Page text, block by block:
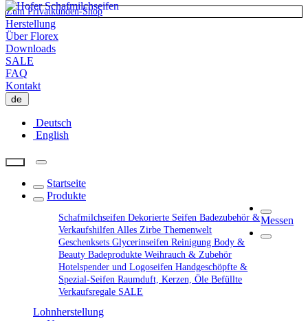
Zum Privatkunden-Shop
Herstellung
Über Florex
Downloads
SALE
FAQ
Kontakt
de
Deutsch
English
Startseite
Produkte
SchafmilchseifenDekorierte SeifenBadezubehör &
Verkaufshilfen Alles ZirbeThemenwelt
GeschenksetsGlycerinseifenReinigungBody &
BeautyBadeprodukteWeihrauch & Zubehör
Hotelspender und LogoseifenHandgeschöpfte &
Spezial-SeifenRaumduft, Kerzen, ÖleBefüllte
Verkaufsregale SALE
Messen
Lohnherstellung